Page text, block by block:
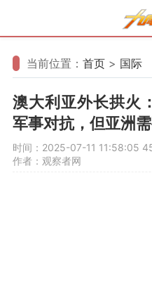
当前位置： 首页 > 国际
澳大利亚外长拱火
军事对抗，但亚洲
时间：2025-07-11 11:58:05
作者：观察者网